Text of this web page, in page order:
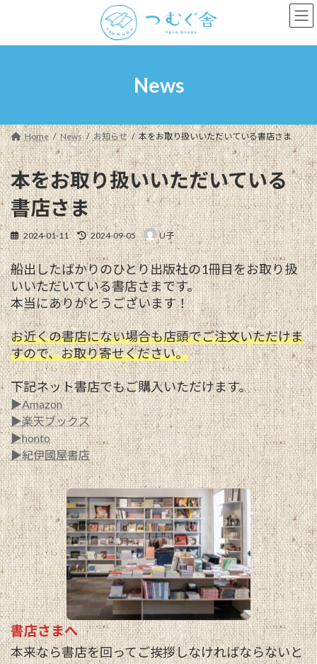
ン
プ
ー
動
News
Home News お知らせ 本をお取り扱いいただいている書店さま
本をお取り扱いいただいている
書店さま
2024-01-11
最
終
更
新
日
時
:
2024-09-05 U子
船出したばかりのひとり出版社の1冊目をお取り扱
いいただいている書店さまです。
本当にありがとうございます！
お近くの書店にない場合も店頭でご注文いただけま
すので、お取り寄せください。
下記ネット書店でもご購入いただけます。
▶Amazon
▶楽天ブックス
▶honto
▶紀伊國屋書店
書店さまへ
本来なら書店を回ってご挨拶しなければならないと